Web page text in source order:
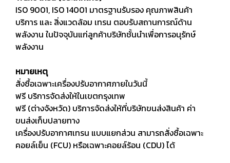
ISO 9001, ISO 14001 มาตรฐานรับรอง คุณภาพสินค้า
บริการ และ สิ่งแวดล้อม เทรน ตอบรับสถานการณ์ด้าน
พลังงาน ในปัจจุบันแก่ลูกค้าบริษัทชั้นนำเพื่อการอนุรักษ์
พลังงาน
หมายเหตุ
สั่งซื้อเฉพาะเครื่องปรับอากาศภายในวันนี้
ฟรี บริการจัดส่งให้ในเขตกรุงเทพ
ฟรี (ต่างจังหวัด) บริการจัดส่งให้ที่บริษัทขนส่งสินค้า ค่า
ขนส่งเก็บปลายทาง
เครื่องปรับอากาศเทรน แบบแยกส่วน สามารถสั่งซื้อเฉพาะ
คอยล์เย็น (FCU) หรือเฉพาะคอยล์ร้อน (CDU) ได้